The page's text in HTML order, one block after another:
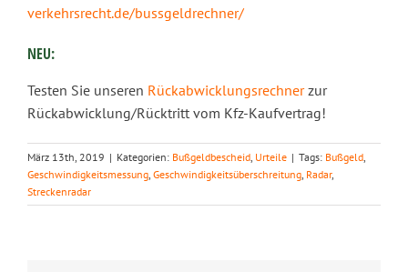
verkehrsrecht.de/bussgeldrechner/
NEU:
Testen Sie unseren Rückabwicklungsrechnerzur
Rückabwicklung/Rücktritt vom Kfz-Kaufvertrag!
März 13th, 2019 | Kategorien: Bußgeldbescheid Urteile | Tags: Bußgeld
Geschwindigkeitsmessung Geschwindigkeitsüberschreitung Radar,
Streckenradar